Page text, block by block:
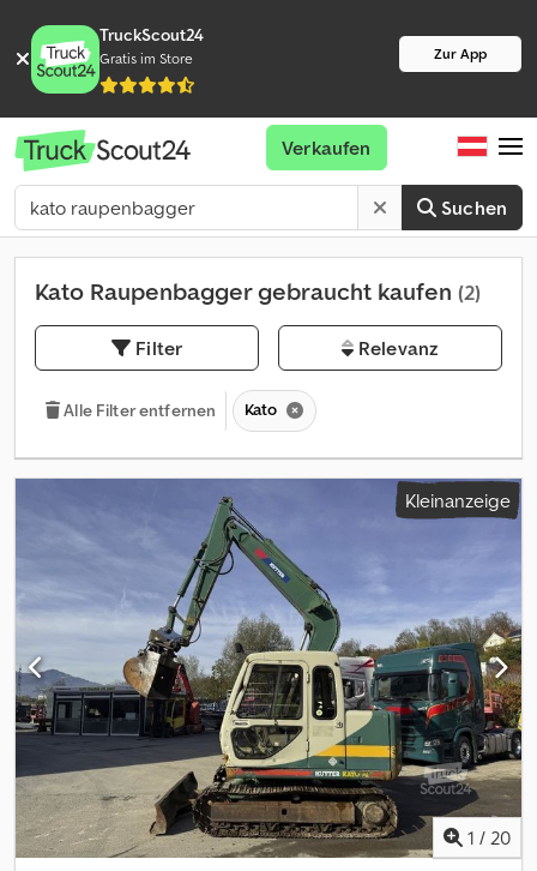
TruckScout24
Gratis im Store Zur App
Suchen
Verkaufen
Kato Raupenbagger gebraucht kaufen (2)
Filter Relevanz
Alle Filter entfernen Kato
Kleinanzeige
1 / 20